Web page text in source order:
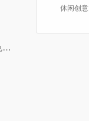
休闲创意
UC浏览器-随心搜·免费看